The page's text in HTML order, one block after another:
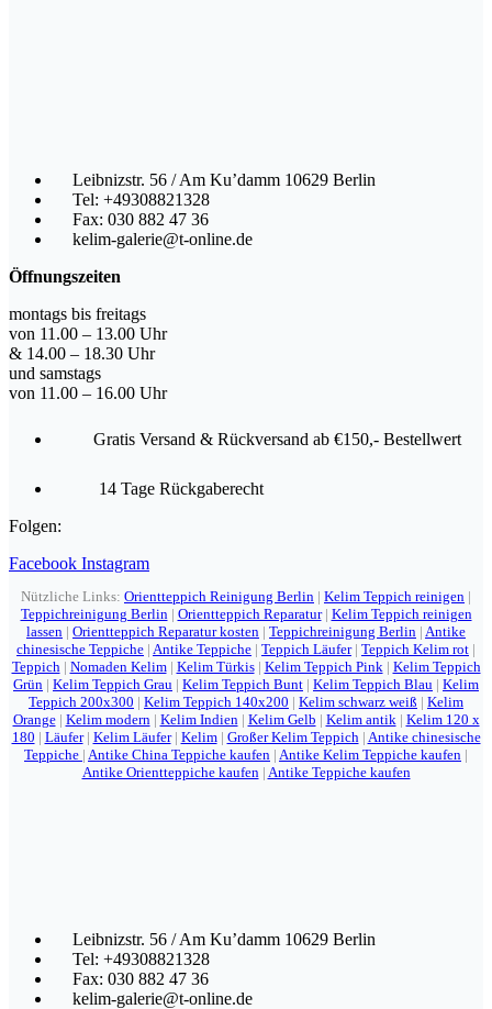
Leibnizstr. 56 / Am Ku’damm 10629 Berlin
Tel: +49308821328
Fax: 030 882 47 36
kelim-galerie@t-online.de
Öffnungszeiten
montags bis freitags
von 11.00 – 13.00 Uhr
& 14.00 – 18.30 Uhr
und samstags
von 11.00 – 16.00 Uhr
Gratis Versand & Rückversand ab €150,- Bestellwert
14 Tage Rückgaberecht
Folgen:
Facebook Instagram
Nützliche Links: Orientteppich Reinigung Berlin | Kelim Teppich reinigen |
Teppichreinigung Berlin | Orientteppich Reparatur| Kelim Teppich reinigen
lassen | Orientteppich Reparatur kosten | Teppichreinigung Berlin | Antike
chinesische Teppiche | Antike Teppiche | Teppich Läufer| Teppich Kelim rot |
Teppich | Nomaden Kelim| Kelim Türkis| Kelim Teppich Pink | Kelim Teppich
Grün | Kelim Teppich Grau | Kelim Teppich Bunt | Kelim Teppich Blau | Kelim
Teppich 200x300 | Kelim Teppich 140x200 | Kelim schwarz weiß | Kelim
Orange| Kelim modern | Kelim Indien | Kelim Gelb | Kelim antik | Kelim 120 x
180 | Läufer| Kelim Läufer| Kelim| Großer Kelim Teppich | Antike chinesische
Teppiche | Antike China Teppiche kaufen | Antike Kelim Teppiche kaufen |
Antike Orientteppiche kaufen | Antike Teppiche kaufen
Leibnizstr. 56 / Am Ku’damm 10629 Berlin
Tel: +49308821328
Fax: 030 882 47 36
kelim-galerie@t-online.de